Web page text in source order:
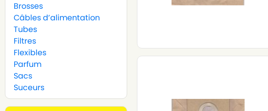
Brosses
Câbles d’alimentation
Tubes
Filtres
Flexibles
Parfum
Sacs
Suceurs